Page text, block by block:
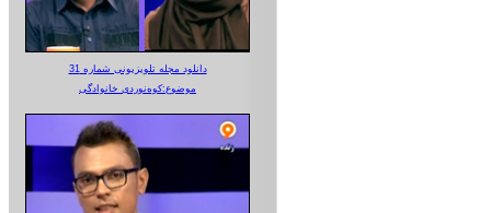
دانلود مجله تلویزیونی شماره 31
موضوع:کوه‌نوردی خانوادگی